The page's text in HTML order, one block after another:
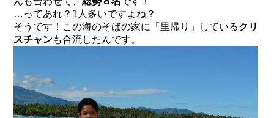
…ってあれ？1人多いですよね？
そうです！この海のそばの家に「里帰り」しているクリ
スチャンも合流したんです。